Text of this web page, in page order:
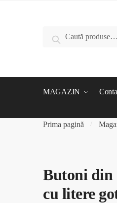
Caută
MAGAZIN
Prima pagină /
Butoni din
cu litere